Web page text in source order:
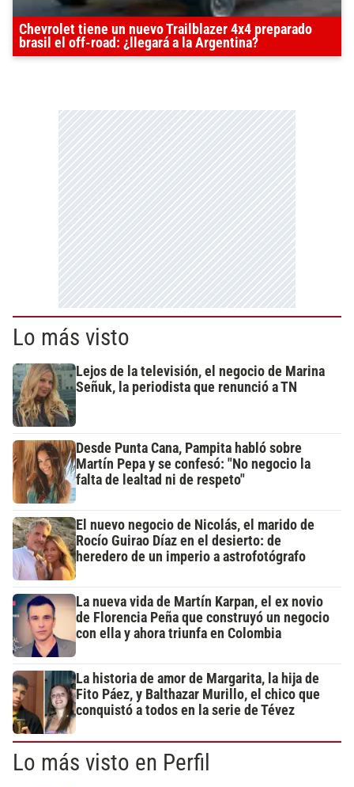
Chevrolet tiene un nuevo Trailblazer 4x4 preparado
brasil el off-road: ¿llegará a la Argentina?
Lo más visto
Lejos de la televisión, el negocio de Marina
Señuk, la periodista que renunció a TN
Desde Punta Cana, Pampita habló sobre
Martín Pepa y se confesó: "No negocio la
falta de lealtad ni de respeto"
El nuevo negocio de Nicolás, el marido de
Rocío Guirao Díaz en el desierto: de
heredero de un imperio a astrofotógrafo
La nueva vida de Martín Karpan, el ex novio
de Florencia Peña que construyó un negocio
con ella y ahora triunfa en Colombia
La historia de amor de Margarita, la hija de
Fito Páez, y Balthazar Murillo, el chico que
conquistó a todos en la serie de Tévez
Lo más visto en Perfil